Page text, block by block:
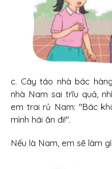
c. Cây táo nhà bác
nhà Nam sai trĩu quả,
em trai rủ Nam: "Bác
mình hái ăn đi!".
Nếu là Nam, em sẽ làm